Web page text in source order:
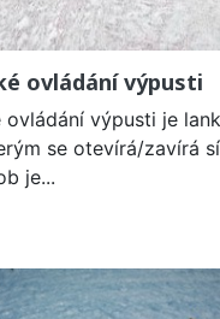
ovládání výpusti
ovládání výpusti je
se otevírá/zavírá
je...